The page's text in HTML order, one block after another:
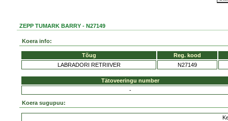
ZEPP TUMARK BARRY - N27149
Koera info:
Tõug
Reg. kood
LABRADORI RETRIIVER
N27149
Tätoveeringu number
-
Koera sugupuu: